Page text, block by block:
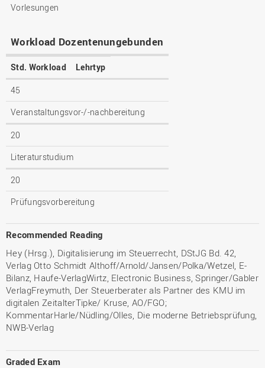
Vorlesungen
Workload Dozentenungebunden
Std. Workload Lehrtyp
45
Veranstaltungsvor-/-nachbereitung
20
Literaturstudium
20
Prüfungsvorbereitung
Recommended Reading
Hey (Hrsg.), Digitalisierung im Steuerrecht, DStJG Bd. 42,
Verlag Otto Schmidt Althoff/Arnold/Jansen/Polka/Wetzel, E-
Bilanz, Haufe-VerlagWirtz, Electronic Business, Springer/Gabler
VerlagFreymuth, Der Steuerberater als Partner des KMU im
digitalen ZeitalterTipke/ Kruse, AO/FGO;
KommentarHarle/Nüdling/Olles, Die moderne Betriebsprüfung,
NWB-Verlag
Graded Exam